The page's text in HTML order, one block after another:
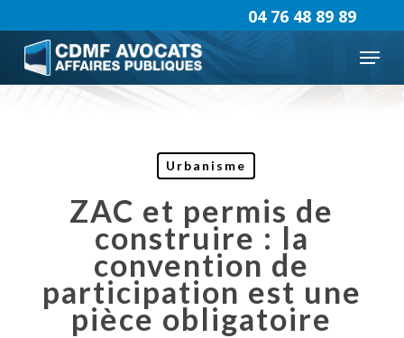
to
main
content
Menu
04 76 48 89 89
Urbanisme
ZAC et permis de
construire : la
convention de
participation est une
pièce obligatoire